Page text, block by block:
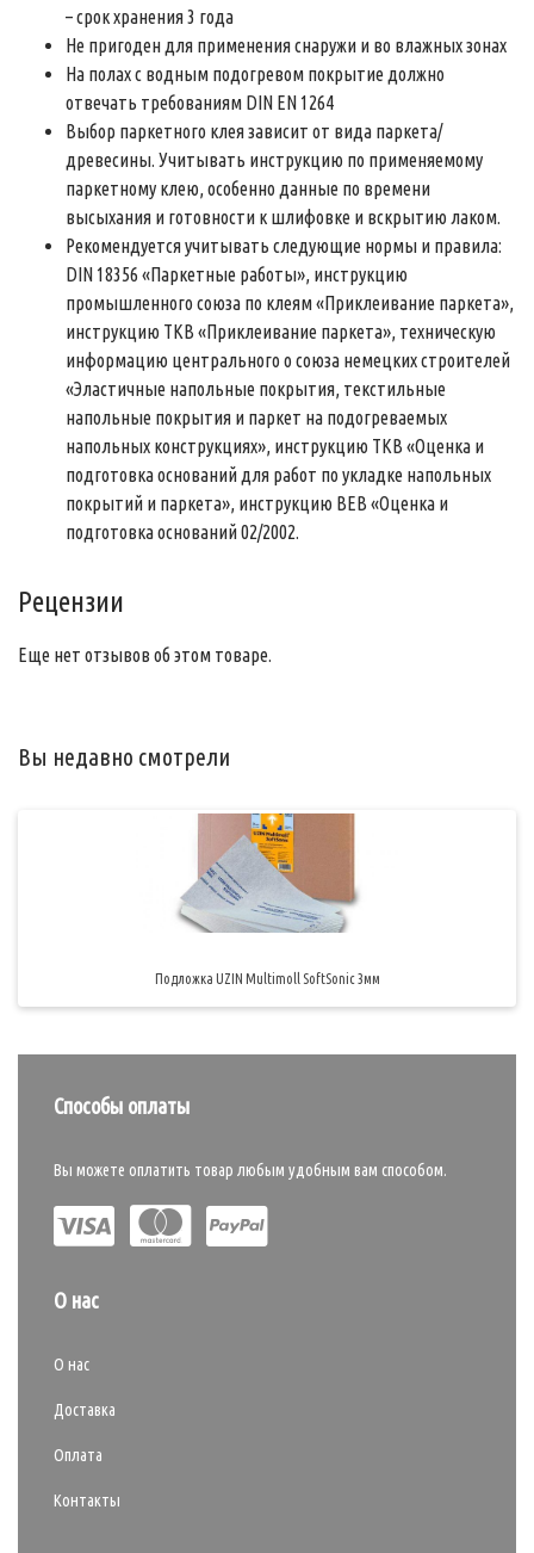
– срок хранения 3 года
Не пригоден для применения снаружи и во влажных зонах
На полах с водным подогревом покрытие должно
отвечать требованиям DIN EN 1264
Выбор паркетного клея зависит от вида паркета/
древесины. Учитывать инструкцию по применяемому
паркетному клею, особенно данные по времени
высыхания и готовности к шлифовке и вскрытию лаком.
Рекомендуется учитывать следующие нормы и правила:
DIN 18356 «Паркетные работы», инструкцию
промышленного союза по клеям «Приклеивание паркета»,
инструкцию TKB «Приклеивание паркета», техническую
информацию центрального о союза немецких строителей
«Эластичные напольные покрытия, текстильные
напольные покрытия и паркет на подогреваемых
напольных конструкциях», инструкцию ТКВ «Оценка и
подготовка оснований для работ по укладке напольных
покрытий и паркета», инструкцию ВЕВ «Оценка и
подготовка оснований 02/2002.
Рецензии
Еще нет отзывов об этом товаре.
Вы недавно смотрели
Подложка UZIN Multimoll SoftSonic 3мм
Способы оплаты
Вы можете оплатить товар любым удобным вам способом.
О нас
О нас
Доставка
Оплата
Контакты